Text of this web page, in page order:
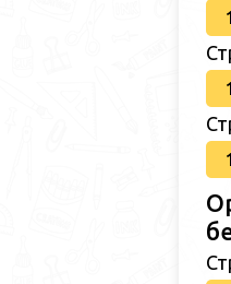
1
1
1